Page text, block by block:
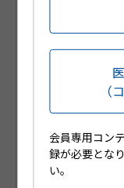
Web講演
が視聴可能
（
会員専用コン
録が必要とな
い。